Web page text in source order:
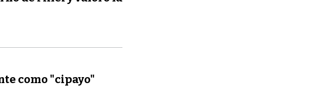
como "cipayo"